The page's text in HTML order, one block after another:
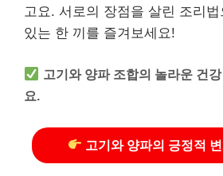
고요. 서로의 장점을 살린 조리
있는 한 끼를 즐겨보세요!
고기와 양파 조합의 놀라운 건
요.
고기와 양파의 긍정적 변